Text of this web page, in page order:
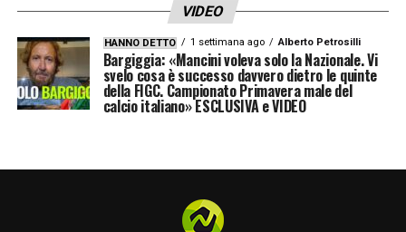
VIDEO
HANNO DETTO 1 settimana ago Alberto Petrosilli
Bargiggia: «Mancini voleva solo la Nazionale. Vi
svelo cosa è successo davvero dietro le quinte
della FIGC. Campionato Primavera male del
calcio italiano» ESCLUSIVA e VIDEO